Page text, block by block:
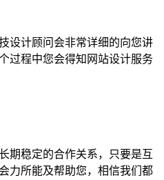
设计顾问会非常详细的向您讲
过程中您会得知网站设计服务
期稳定的合作关系，只要是互
力所能及帮助您，相信我们都